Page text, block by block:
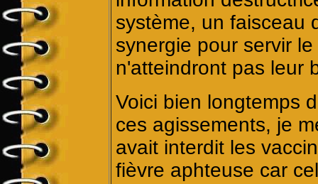
système, un faisceau
synergie pour servir
n'atteindront pas leur
Voici bien longtemps
ces agissements, je
avait interdit les
fièvre aphteuse car